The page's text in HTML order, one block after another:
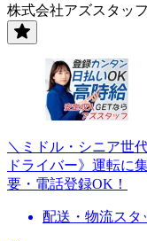
株式会社アズスタッフ
＼ミドル・シニア世
ドライバー》運転に
要・電話登録OK！
配送・物流スタ